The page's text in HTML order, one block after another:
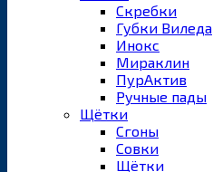
Скребки
Губки Виледа
Инокс
Мираклин
ПурАктив
Ручные пады
Щётки
Сгоны
Совки
Щётки